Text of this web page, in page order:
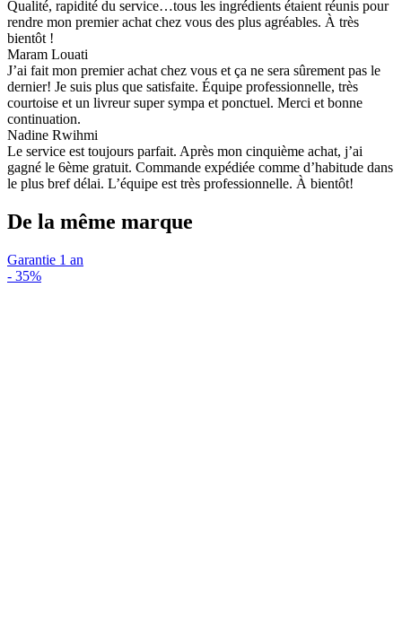
Qualité, rapidité du service…tous les ingrédients étaient réunis pour
rendre mon premier achat chez vous des plus agréables. À très
bientôt !
Maram Louati
J’ai fait mon premier achat chez vous et ça ne sera sûrement pas le
dernier! Je suis plus que satisfaite. Équipe professionnelle, très
courtoise et un livreur super sympa et ponctuel. Merci et bonne
continuation.
Nadine Rwihmi
Le service est toujours parfait. Après mon cinquième achat, j’ai
gagné le 6ème gratuit. Commande expédiée comme d’habitude dans
le plus bref délai. L’équipe est très professionnelle. À bientôt!
De la même marque
Garantie 1 an
- 35%